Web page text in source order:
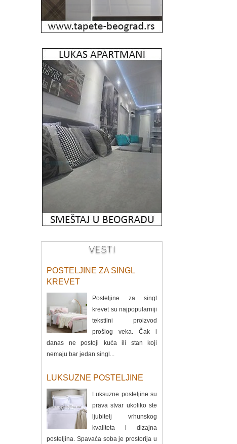
VESTI
POSTELJINE ZA SINGL
KREVET
Posteljine za singl
krevet su najpopularniji
tekstilni proizvod
prošlog veka. Čak i
danas ne postoji kuća ili stan koji
nemaju bar jedan singl...
LUKSUZNE POSTELJINE
Luksuzne posteljine su
prava stvar ukoliko ste
ljubitelj vrhunskog
kvaliteta i dizajna
posteljina. Spavaća soba je prostorija u